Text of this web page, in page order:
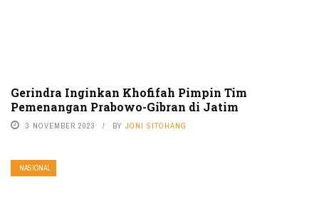
Gerindra Inginkan Khofifah Pimpin Tim
Pemenangan Prabowo-Gibran di Jatim
3 NOVEMBER 2023 BY JONI SITOHANG
NASIONAL